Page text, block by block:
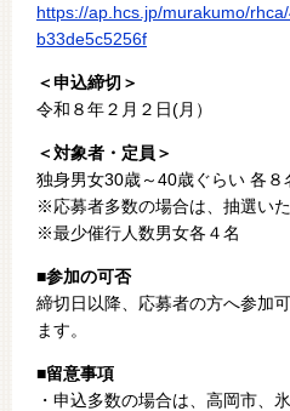
https://ap.hcs.jp/murakumo/
b33de5c5256f
＜申込締切＞
令和８年２月２日(月）
＜対象者・定員＞
独身男女30歳～40歳ぐらい 各
※応募者多数の場合は、抽選いた
※最少催行人数男女各４名
■参加の可否
締切日以降、応募者の方へ参加
ます。
■留意事項
・申込多数の場合は、高岡市、